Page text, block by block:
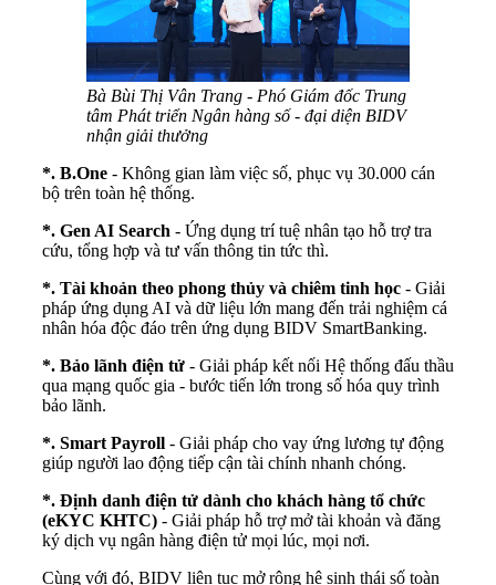
Bà Bùi Thị Vân Trang - Phó Giám đốc Trung
tâm Phát triển Ngân hàng số - đại diện BIDV
nhận giải thưởng
*. B.One - Không gian làm việc số, phục vụ 30.000 cán
bộ trên toàn hệ thống.
*. Gen AI Search - Ứng dụng trí tuệ nhân tạo hỗ trợ tra
cứu, tổng hợp và tư vấn thông tin tức thì.
*. Tài khoản theo phong thủy và chiêm tinh học - Giải
pháp ứng dụng AI và dữ liệu lớn mang đến trải nghiệm cá
nhân hóa độc đáo trên ứng dụng BIDV SmartBanking.
*. Bảo lãnh điện tử - Giải pháp kết nối Hệ thống đấu thầu
qua mạng quốc gia - bước tiến lớn trong số hóa quy trình
bảo lãnh.
*. Smart Payroll - Giải pháp cho vay ứng lương tự động
giúp người lao động tiếp cận tài chính nhanh chóng.
*. Định danh điện tử dành cho khách hàng tổ chức
(eKYC KHTC) - Giải pháp hỗ trợ mở tài khoản và đăng
ký dịch vụ ngân hàng điện tử mọi lúc, mọi nơi.
Cùng với đó, BIDV liên tục mở rộng hệ sinh thái số toàn